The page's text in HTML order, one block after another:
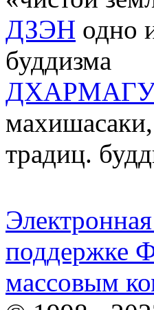
ДЗЭН одно
буддизма
традиц.
поддержке
массовым